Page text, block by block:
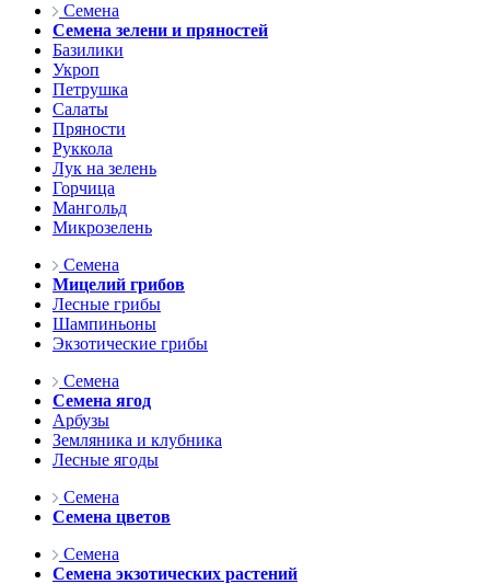
Семена
Семена зелени и пряностей
Базилики
Укроп
Петрушка
Салаты
Пряности
Руккола
Лук на зелень
Горчица
Мангольд
Микрозелень
Семена
Мицелий грибов
Лесные грибы
Шампиньоны
Экзотические грибы
Семена
Семена ягод
Арбузы
Земляника и клубника
Лесные ягоды
Семена
Семена цветов
Семена
Семена экзотических растений